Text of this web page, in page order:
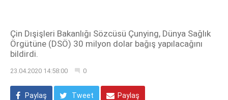
Çin Dışişleri Bakanlığı Sözcüsü Çunying, Dünya Sağlık
Örgütüne (DSÖ) 30 milyon dolar bağış yapılacağını
bildirdi.
23.04.2020 14:58:00 0
Paylaş Tweet Paylaş